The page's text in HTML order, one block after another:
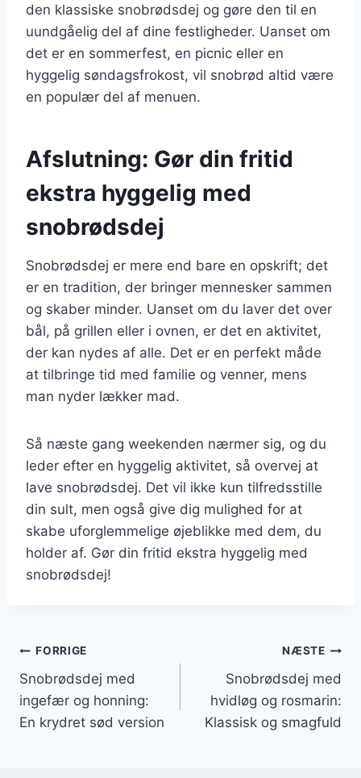
den klassiske snobrødsdej og gøre den til en
uundgåelig del af dine festligheder. Uanset om
det er en sommerfest, en picnic eller en
hyggelig søndagsfrokost, vil snobrød altid være
en populær del af menuen.
Afslutning: Gør din fritid
ekstra hyggelig med
snobrødsdej
Snobrødsdej er mere end bare en opskrift; det
er en tradition, der bringer mennesker sammen
og skaber minder. Uanset om du laver det over
bål, på grillen eller i ovnen, er det en aktivitet,
der kan nydes af alle. Det er en perfekt måde
at tilbringe tid med familie og venner, mens
man nyder lækker mad.
Så næste gang weekenden nærmer sig, og du
leder efter en hyggelig aktivitet, så overvej at
lave snobrødsdej. Det vil ikke kun tilfredsstille
din sult, men også give dig mulighed for at
skabe uforglemmelige øjeblikke med dem, du
holder af. Gør din fritid ekstra hyggelig med
snobrødsdej!
Indlægsnavigation
FORRIGE
Snobrødsdej med
ingefær og honning:
En krydret sød version
NÆSTE
Snobrødsdej med
hvidløg og rosmarin:
Klassisk og smagfuld